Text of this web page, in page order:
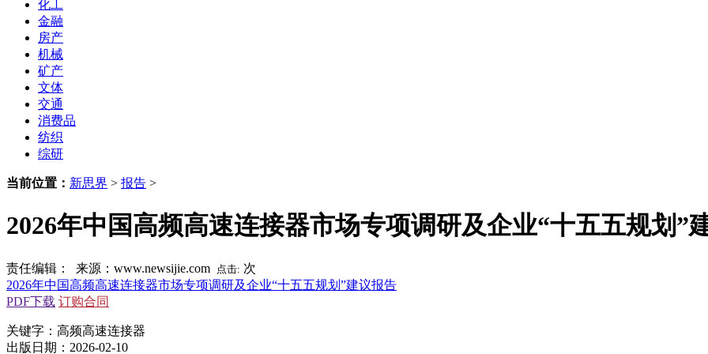
化工
金融
房产
机械
矿产
文体
交通
消费品
纺织
综研
当前位置： 新思界 > 报告 >
2026年中国高频高速连接器市场专项调研及企业“十五五规划”
责任编辑： 来源：www.newsijie.com 点击: 次
2026年中国高频高速连接器市场专项调研及企业“十五五规划”建议报告
PDF下载 订购合同
关键字：高频高速连接器
出版日期：2026-02-10